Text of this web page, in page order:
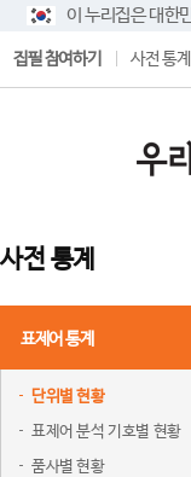
이 누리집은 대한
집필 참여하기 사전 통계
사전 통계
표제어 통계
단위별 현황
표제어 분석 기호별 현황
품사별 현황